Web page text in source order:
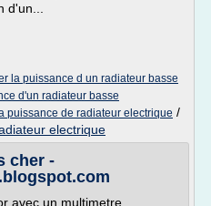
la puissance d un radiateur basse
d'un radiateur basse
puissance de radiateur electrique /
electrique
cher -
avec un multimetre